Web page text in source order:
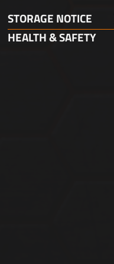
STORAGE NOTICE
HEALTH & SAFETY